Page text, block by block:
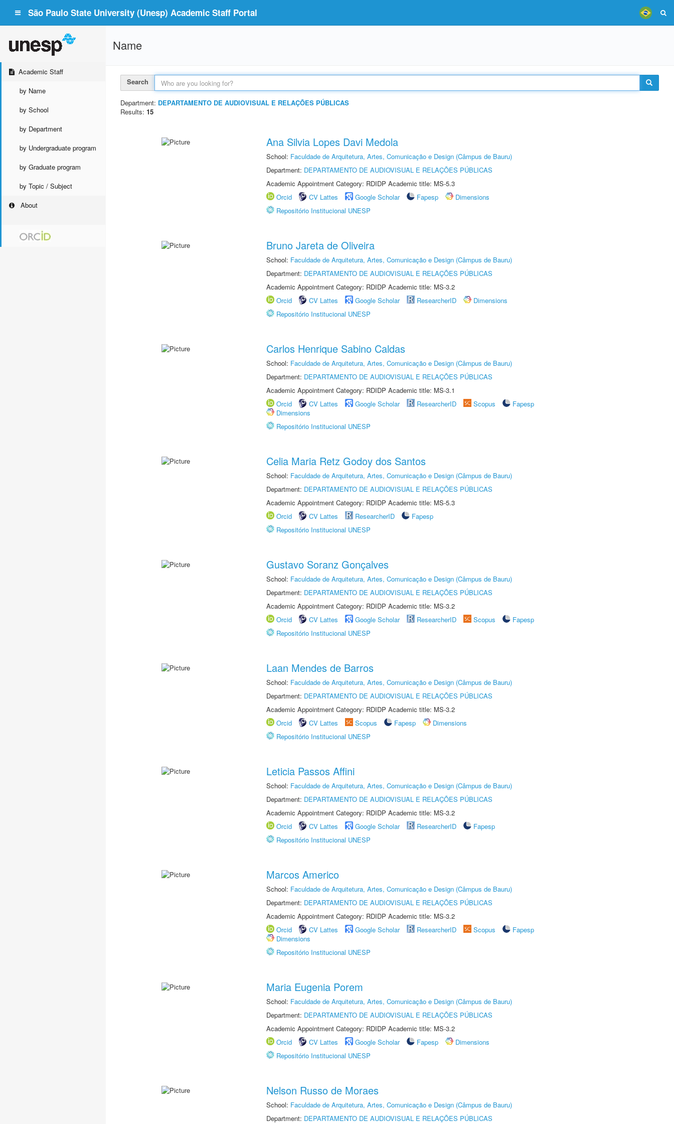
São Paulo State University (Unesp) Academic Staff Portal
Academic Staff
by Name
by School
by Department
by Undergraduate program
by Graduate program
by Topic / Subject
About
Name
Search
Department: DEPARTAMENTO DE AUDIOVISUAL E RELAÇÕES PÚBLICAS
Results: 15
Ana Silvia Lopes Davi Medola
School: Faculdade de Arquitetura, Artes, Comunicação e Design (Câmpus de Bauru)
Department: DEPARTAMENTO DE AUDIOVISUAL E RELAÇÕES PÚBLICAS
Academic Appointment Category: RDIDP Academic title: MS-5.3
Orcid
CV Lattes Google Scholar Fapesp
Dimensions
Repositório Institucional UNESP
Bruno Jareta de Oliveira
School: Faculdade de Arquitetura, Artes, Comunicação e Design (Câmpus de Bauru)
Department: DEPARTAMENTO DE AUDIOVISUAL E RELAÇÕES PÚBLICAS
Academic Appointment Category: RDIDP Academic title: MS-3.2
Orcid
CV Lattes Google Scholar ResearcherID
Dimensions
Repositório Institucional UNESP
Carlos Henrique Sabino Caldas
School: Faculdade de Arquitetura, Artes, Comunicação e Design (Câmpus de Bauru)
Department: DEPARTAMENTO DE AUDIOVISUAL E RELAÇÕES PÚBLICAS
Academic Appointment Category: RDIDP Academic title: MS-3.1
Orcid
CV Lattes Google Scholar ResearcherID Scopus
Fapesp
Dimensions
Repositório Institucional UNESP
Celia Maria Retz Godoy dos Santos
School: Faculdade de Arquitetura, Artes, Comunicação e Design (Câmpus de Bauru)
Department: DEPARTAMENTO DE AUDIOVISUAL E RELAÇÕES PÚBLICAS
Academic Appointment Category: RDIDP Academic title: MS-5.3
Orcid
CV Lattes ResearcherID
Fapesp
Repositório Institucional UNESP
Gustavo Soranz Gonçalves
School: Faculdade de Arquitetura, Artes, Comunicação e Design (Câmpus de Bauru)
Department: DEPARTAMENTO DE AUDIOVISUAL E RELAÇÕES PÚBLICAS
Academic Appointment Category: RDIDP Academic title: MS-3.2
Orcid
CV Lattes Google Scholar ResearcherID Scopus
Fapesp
Repositório Institucional UNESP
Laan Mendes de Barros
School: Faculdade de Arquitetura, Artes, Comunicação e Design (Câmpus de Bauru)
Department: DEPARTAMENTO DE AUDIOVISUAL E RELAÇÕES PÚBLICAS
Academic Appointment Category: RDIDP Academic title: MS-3.2
Orcid
CV Lattes Scopus Fapesp
Dimensions
Repositório Institucional UNESP
Leticia Passos Affini
School: Faculdade de Arquitetura, Artes, Comunicação e Design (Câmpus de Bauru)
Department: DEPARTAMENTO DE AUDIOVISUAL E RELAÇÕES PÚBLICAS
Academic Appointment Category: RDIDP Academic title: MS-3.2
Orcid
CV Lattes Google Scholar ResearcherID
Fapesp
Repositório Institucional UNESP
Marcos Americo
School: Faculdade de Arquitetura, Artes, Comunicação e Design (Câmpus de Bauru)
Department: DEPARTAMENTO DE AUDIOVISUAL E RELAÇÕES PÚBLICAS
Academic Appointment Category: RDIDP Academic title: MS-3.2
Orcid
CV Lattes Google Scholar ResearcherID Scopus
Fapesp
Dimensions
Repositório Institucional UNESP
Maria Eugenia Porem
School: Faculdade de Arquitetura, Artes, Comunicação e Design (Câmpus de Bauru)
Department: DEPARTAMENTO DE AUDIOVISUAL E RELAÇÕES PÚBLICAS
Academic Appointment Category: RDIDP Academic title: MS-3.2
Orcid
CV Lattes Google Scholar Fapesp
Dimensions
Repositório Institucional UNESP
Nelson Russo de Moraes
School: Faculdade de Arquitetura, Artes, Comunicação e Design (Câmpus de Bauru)
Department: DEPARTAMENTO DE AUDIOVISUAL E RELAÇÕES PÚBLICAS